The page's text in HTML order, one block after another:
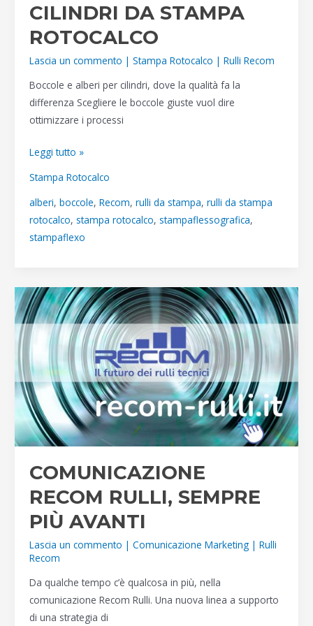
CILINDRI DA STAMPA
ROTOCALCO
Lascia un commento | Stampa Rotocalco | Rulli Recom
Boccole e alberi per cilindri, dove la qualità fa la
differenza Scegliere le boccole giuste vuol dire
ottimizzare i processi
BOCCOLE
ALBERI
PER
CILINDRI
DA
Leggi tutto »
Stampa Rotocalco
alberi, boccole, Recom, rulli da stampa, rulli da stampa
rotocalco, stampa rotocalco, stampaflessografica,
stampaflexo
COMUNICAZIONE
RECOM RULLI, SEMPRE
PIÙ AVANTI
Lascia un commento | Comunicazione Marketing| Rulli
Recom
Da qualche tempo c’è qualcosa in più, nella
comunicazione Recom Rulli. Una nuova linea a supporto
di una strategia di